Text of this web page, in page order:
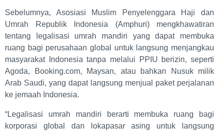
Sebelumnya, Asosiasi Muslim Penyelenggara Haji dan
Umrah Republik Indonesia (Amphuri) mengkhawatiran
tentang legalisasi umrah mandiri yang dapat membuka
ruang bagi perusahaan global untuk langsung menjangkau
masyarakat Indonesia tanpa melalui PPIU berizin, seperti
Agoda, Booking.com, Maysan, atau bahkan Nusuk milik
Arab Saudi, yang dapat langsung menjual paket perjalanan
ke jemaah Indonesia.
“Legalisasi umrah mandiri berarti membuka ruang bagi
korporasi global dan lokapasar asing untuk langsung